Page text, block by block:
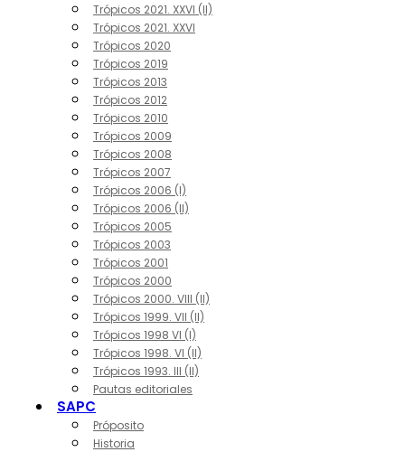
Trópicos 2021. XXVI (II)
Trópicos 2021. XXVI
Trópicos 2020
Trópicos 2019
Trópicos 2013
Trópicos 2012
Trópicos 2010
Trópicos 2009
Trópicos 2008
Trópicos 2007
Trópicos 2006 (I)
Trópicos 2006 (II)
Trópicos 2005
Trópicos 2003
Trópicos 2001
Trópicos 2000
Trópicos 2000. VIII (II)
Trópicos 1999. VII (II)
Trópicos 1998 VI (I)
Trópicos 1998. VI (II)
Trópicos 1993. III (II)
Pautas editoriales
SAPC
Próposito
Historia